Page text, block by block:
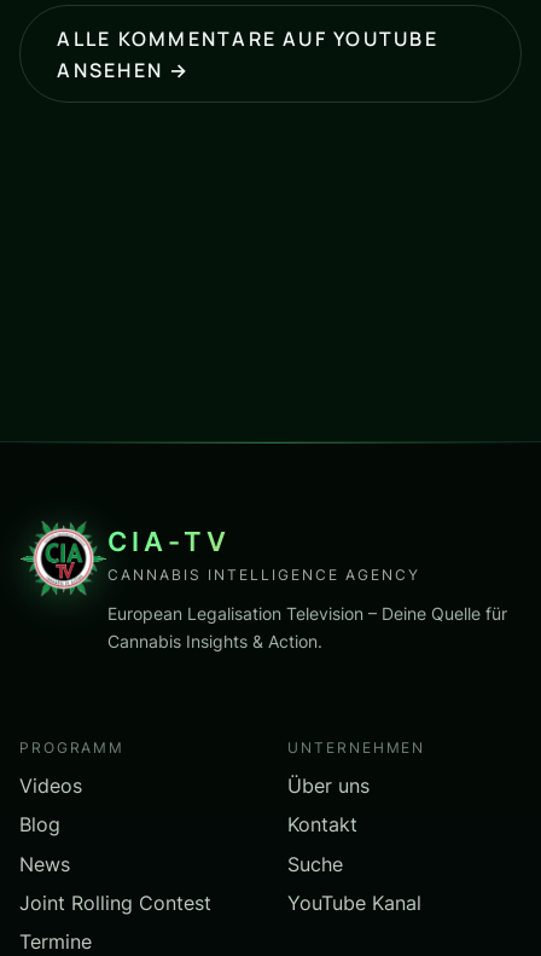
ALLE KOMMENTARE AUF YOUTUBE
ANSEHEN →
CIA-TV
CANNABIS INTELLIGENCE AGENCY
European Legalisation Television – Deine Quelle für
Cannabis Insights & Action.
PROGRAMM
Videos
Blog
News
Joint Rolling Contest
Termine
UNTERNEHMEN
Über uns
Kontakt
Suche
YouTube Kanal